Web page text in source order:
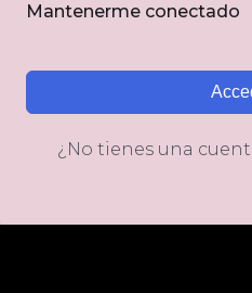
Mantenerme conectado
¿No tienes una